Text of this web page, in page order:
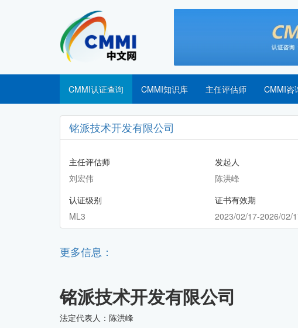
CMMI中文网
CMMI认证查询 CMMI知识库 主任评估师 CMMI咨
铭派技术开发有限公司
主任评估师
刘宏伟
发起人
陈洪峰
认证级别
ML3
证书有效期
2023/02/17-2026/02/
更多信息：
铭派技术开发有限公司
法定代表人：陈洪峰